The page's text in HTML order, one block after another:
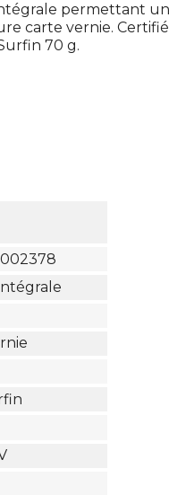
permettant
carte vernie.
70 g.